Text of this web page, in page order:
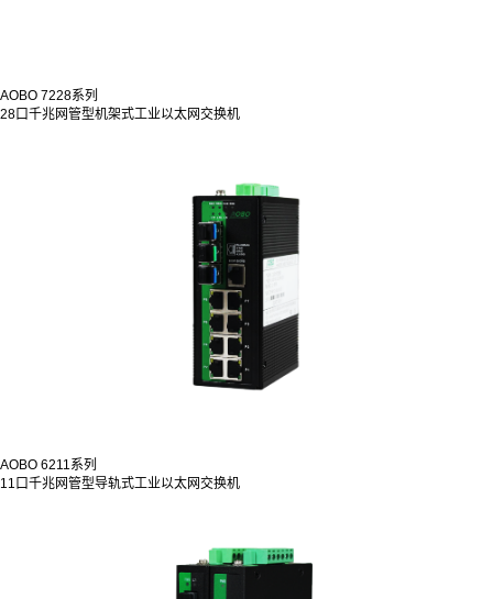
AOBO 7228系列
28口千兆网管型机架式工业以太网交换机
AOBO 6211系列
11口千兆网管型导轨式工业以太网交换机